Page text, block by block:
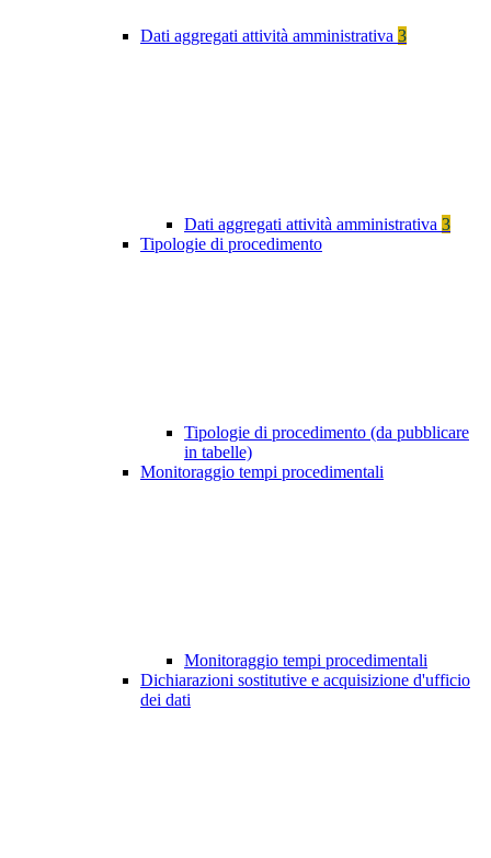
Dati aggregati attività amministrativa 3
Dati aggregati attività amministrativa 3
Tipologie di procedimento
Tipologie di procedimento (da pubblicare
in tabelle)
Monitoraggio tempi procedimentali
Monitoraggio tempi procedimentali
Dichiarazioni sostitutive e acquisizione d'ufficio
dei dati